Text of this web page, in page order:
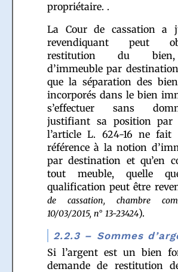
propriétaire. .
La Cour de cassation a
revendiquant peut
restitution du
d’immeuble par
que la séparation des
incorporés dans le bien
s’effectuer sans
justifiant sa position
l’article L. 624-16 ne
référence à la notion
par destination et qu’en
tout meuble, quelle
qualification peut être
de cassation, chambre
10/03/2015, n° 13-23424).
2.2.3 – Sommes
Si l’argent est un bien
demande de restitution